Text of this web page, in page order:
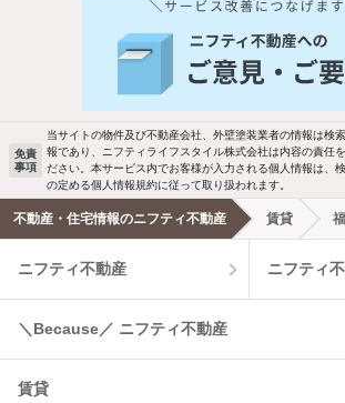
バス・トイレ別 2階以
洗濯機置場あり 独立
エアコンあり 都市
温水洗浄便座 オー
コンロ2口以上
免責
事項
当サイトの物件及び不動産会社、外壁塗装業者の情報は検
報であり、ニフティライフスタイル株式会社は内容の責任
ださい。本サービス内でお客様が入力される個人情報は、
の定める個人情報規約に従って取り扱われます。
不動産・住宅情報のニフティ不動産 賃貸
ニフティ不動産 ニフティ
＼Because／ ニフティ不動産
賃貸